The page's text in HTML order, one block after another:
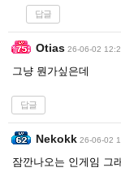
답글
Otias 26-06-02
그냥 뭔가싶은데
답글
Nekokk 26-06-02
잠깐나오는 인게임 그